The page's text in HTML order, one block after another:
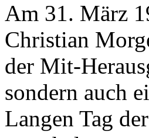
Am 31. März
Christian
der Mit-
sondern auch
Langen Tag